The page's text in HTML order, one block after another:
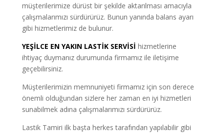
müşterilerimize dürüst bir şekilde aktarılması amacıyla
çalışmalarımızı sürdürürüz. Bunun yanında balans ayarı
gibi hizmetlerimiz de bulunur.
YEŞİLCE EN YAKIN LASTİK SERVİSİ hizmetlerine
ihtiyaç duymanız durumunda firmamız ile iletişime
geçebilirsiniz.
Müşterilerimizin memnuniyeti firmamız için son derece
önemli olduğundan sizlere her zaman en iyi hizmetleri
sunabilmek adına çalışmalarımızı sürdürürüz.
Lastik Tamiri ilk başta herkes tarafından yapılabilir gibi